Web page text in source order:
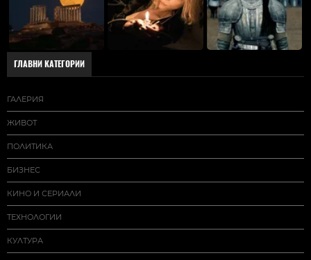
ГЛАВНИ КАТЕГОРИИ
ГАЛЕРИЯ
ЖИВОТ
ПОЛИТИКА
БИЗНЕС
КИНО И СЕРИАЛИ
ТЕХНОЛОГИИ
КУЛТУРА